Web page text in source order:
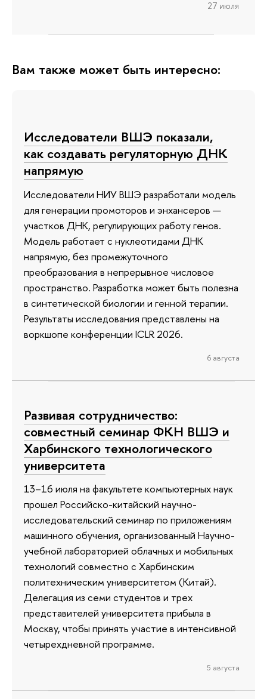
27 июля
Вам также может быть интересно:
Исследователи ВШЭ показали,
как создавать регуляторную ДНК
напрямую
Исследователи НИУ ВШЭ разработали модель
для генерации промоторов и энхансеров —
участков ДНК, регулирующих работу генов.
Модель работает с нуклеотидами ДНК
напрямую, без промежуточного
преобразования в непрерывное числовое
пространство. Разработка может быть полезна
в синтетической биологии и генной терапии.
Результаты исследования представлены на
воркшопе конференции ICLR 2026.
6 августа
Развивая сотрудничество:
совместный семинар ФКН ВШЭ и
Харбинского технологического
университета
13–16 июля на факультете компьютерных наук
прошел Российско-китайский научно-
исследовательский семинар по приложениям
машинного обучения, организованный Научно-
учебной лабораторией облачных и мобильных
технологий совместно с Харбинским
политехническим университетом (Китай).
Делегация из семи студентов и трех
представителей университета прибыла в
Москву, чтобы принять участие в интенсивной
четырехдневной программе.
5 августа